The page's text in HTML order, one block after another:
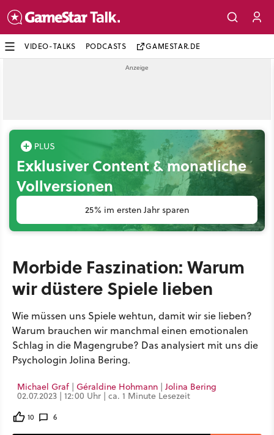
VIDEO-TALKS PODCASTS GAMESTAR.DE
Exklusiver Content & monatliche
Vollversionen
25% im ersten Jahr sparen
Morbide Faszination: Warum
wir düstere Spiele lieben
Wie müssen uns Spiele wehtun, damit wir sie lieben?
Warum brauchen wir manchmal einen emotionalen
Schlag in die Magengrube? Das analysiert mit uns die
Psychologin Jolina Bering.
Michael Graf | Géraldine Hohmann | Jolina Bering
02.07.2023 | 12:00 Uhr | ca. 1 Minute Lesezeit
10 6